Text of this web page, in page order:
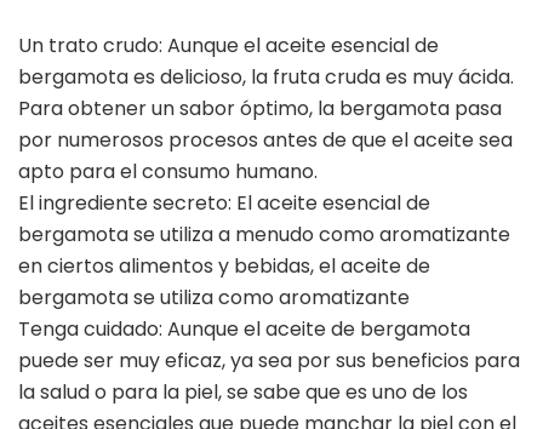
Un trato crudo: Aunque el aceite esencial de
bergamota es delicioso, la fruta cruda es muy ácida.
Para obtener un sabor óptimo, la bergamota pasa
por numerosos procesos antes de que el aceite sea
apto para el consumo humano.
El ingrediente secreto: El aceite esencial de
bergamota se utiliza a menudo como aromatizante
en ciertos alimentos y bebidas, el aceite de
bergamota se utiliza como aromatizante
Tenga cuidado: Aunque el aceite de bergamota
puede ser muy eficaz, ya sea por sus beneficios para
la salud o para la piel, se sabe que es uno de los
aceites esenciales que puede manchar la piel con el